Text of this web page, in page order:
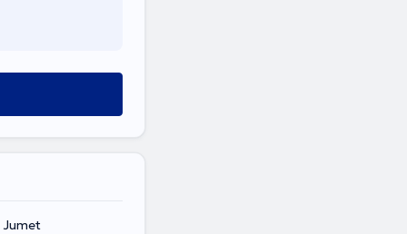
Jumet